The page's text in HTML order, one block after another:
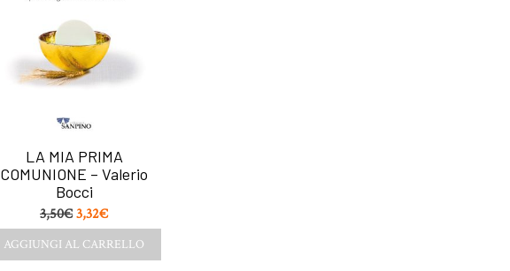
LA MIA PRIMA
COMUNIONE – Valerio
Bocci
3,50€3,32€
AGGIUNGI AL CARRELLO